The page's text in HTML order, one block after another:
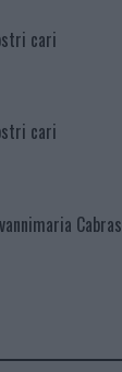
cari
cari
Cabras